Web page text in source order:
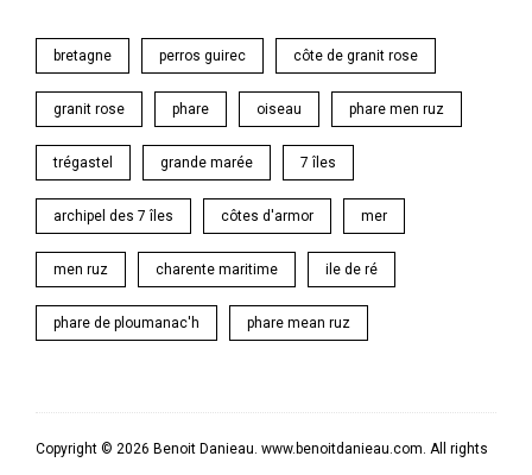
bretagne perros guirec côte de granit rose
granit rose phare oiseau phare men ruz
trégastel grande marée 7 îles
archipel des 7 îles côtes d'armor mer
men ruz charente maritime ile de ré
phare de ploumanac'h phare mean ruz
Copyright © 2026 Benoit Danieau. www.benoitdanieau.com. All rights